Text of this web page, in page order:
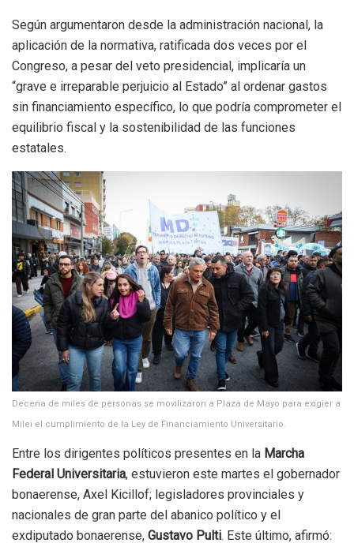
Según argumentaron desde la administración nacional, la
aplicación de la normativa, ratificada dos veces por el
Congreso, a pesar del veto presidencial, implicaría un
“grave e irreparable perjuicio al Estado” al ordenar gastos
sin financiamiento específico, lo que podría comprometer el
equilibrio fiscal y la sostenibilidad de las funciones
estatales.
Decena de miles de personas se movilizaron a Plaza de Mayo para exigier a
Milei el cumplimiento de la Ley de Financiamiento Universitario.
Entre los dirigentes políticos presentes en la Marcha
Federal Universitaria, estuvieron este martes el gobernador
bonaerense, Axel Kicillof; legisladores provinciales y
nacionales de gran parte del abanico político y el
exdiputado bonaerense, Gustavo Pulti. Este último, afirmó: